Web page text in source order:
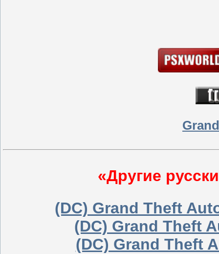
«Другие
(DC) Grand Theft
(DC) Grand Theft
(DC) Grand Theft